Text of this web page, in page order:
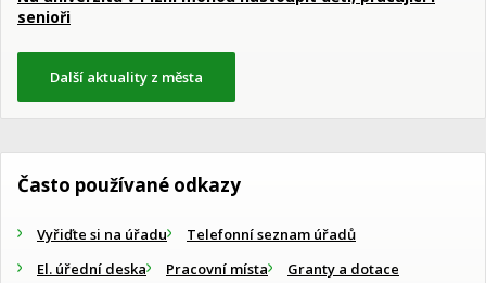
senioři
Další aktuality z města
Často používané odkazy
Vyřiďte si na úřadu
Telefonní seznam úřadů
El. úřední deska
Pracovní místa
Granty a dotace